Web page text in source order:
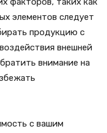
элементов следует
продукцию с
внешней
внимание на
с вашим